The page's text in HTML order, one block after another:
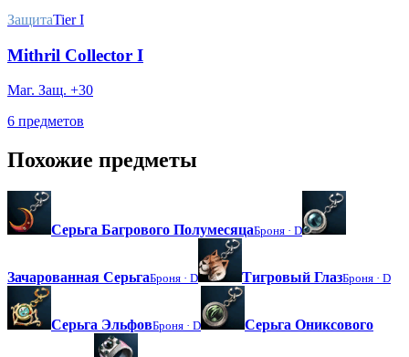
ЗащитаTier I
Mithril Collector I
Маг. Защ. +30
6 предметов
Похожие предметы
Серьга Багрового ПолумесяцаБроня · D
Зачарованная СерьгаБроня · D Тигровый ГлазБроня · D
Серьга ЭльфовБроня · D Серьга Ониксового